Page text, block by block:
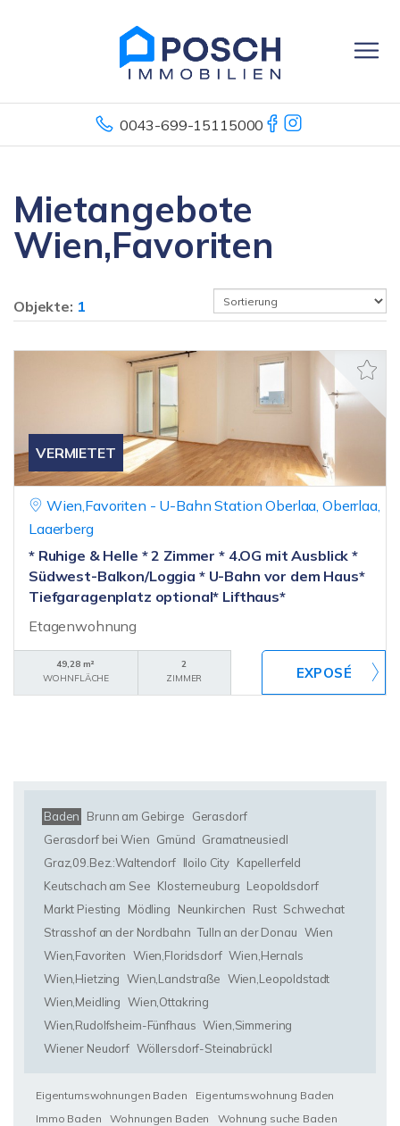
0043-699-15115000
Mietangebote
Wien,Favoriten
Objekte: 1
VERMIETET
Wien,Favoriten - U-Bahn Station Oberlaa, Oberrlaa,
Laaerberg
* Ruhige & Helle * 2 Zimmer * 4.OG mit Ausblick *
Südwest-Balkon/Loggia * U-Bahn vor dem Haus*
Tiefgaragenplatz optional* Lifthaus*
Etagenwohnung
49,28 m²
WOHNFLÄCHE
2
ZIMMER
Baden Brunn am Gebirge
Gerasdorf
Gerasdorf bei Wien Gmünd Gramatneusiedl
Graz,09.Bez.:Waltendorf Iloilo City Kapellerfeld
Keutschach am See Klosterneuburg Leopoldsdorf
Markt Piesting
Mödling Neunkirchen Rust Schwechat
Strasshof an der Nordbahn Tulln an der Donau Wien
Wien,Favoriten Wien,Floridsdorf Wien,Hernals
Wien,Hietzing Wien,Landstraße Wien,Leopoldstadt
Wien,Meidling Wien,Ottakring
Wien,Rudolfsheim-Fünfhaus Wien,Simmering
Wiener Neudorf Wöllersdorf-Steinabrückl
Eigentumswohnungen Baden
Eigentumswohnung Baden
Immo Baden
Wohnungen Baden
Wohnung suche Baden